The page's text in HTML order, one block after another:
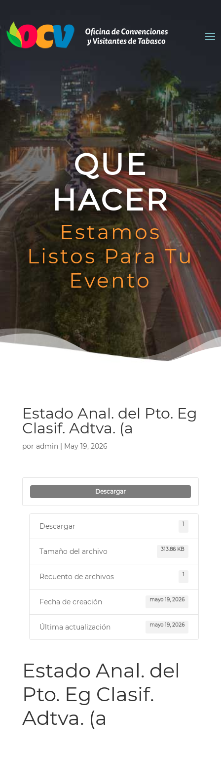
QUE
HACER
Estamos
Listos Para Tu
Evento
Estado Anal. del Pto. Eg
Clasif. Adtva. (a
por admin| May 19, 2026
Descargar
Descargar 1
Tamaño del archivo 313.86 KB
Recuento de archivos 1
Fecha de creación mayo 19, 2026
Última actualización mayo 19, 2026
Estado Anal. del
Pto. Eg Clasif.
Adtva. (a